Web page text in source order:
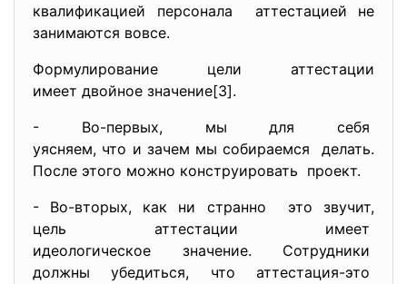
квалификацией персонала аттестацией не
занимаются вовсе.
Формулирование цели аттестации
имеет двойное значение[3].
- Во-первых, мы для себя
уясняем, что и зачем мысобираемся делать.
После этого можно конструировать проект.
- Во-вторых, как ни странно это звучит,
цель аттестации имеет
идеологическое значение. Сотрудники
должны убедиться, что аттестация-это